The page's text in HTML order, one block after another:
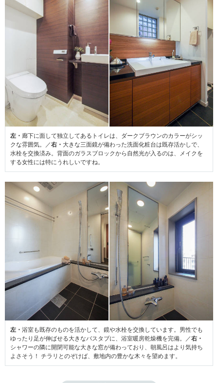
左・ 廊下に面して独立してあるトイレは、ダークブラウンのカラーがシッ
クな雰囲気。／右・ 大きな三面鏡が備わった洗面化粧台は既存活かしで、
水栓を交換済み。背面のガラスブロックから自然光が入るのは、メイクを
する女性には特にうれしいですね。
左・ 浴室も既存のものを活かして、鏡や水栓を交換しています。男性でも
ゆったり足が伸ばせる大きなバスタブに、浴室暖房乾燥機を完備。／右・
シャワーの隣に開閉可能な大きな窓が備わっており、朝風呂はより気持ち
よさそう！ チラリとのぞけば、敷地内の豊かな木々を望めます。